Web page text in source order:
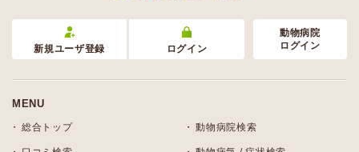
新規ユーザ登録 ログイン
動物病院
ログイン
MENU
総合トップ 動物病院検索